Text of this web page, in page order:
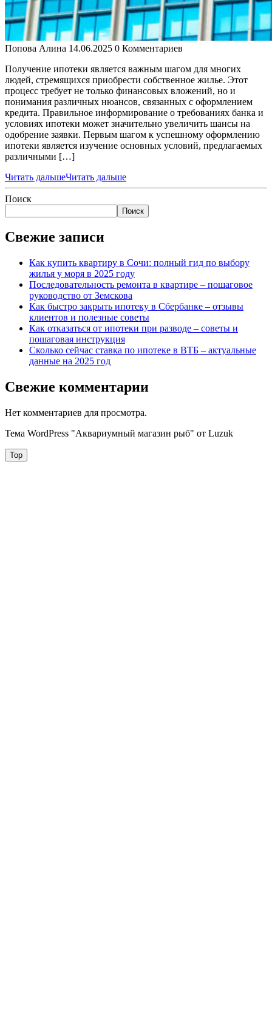
Попова Алина 14.06.2025 0 Комментариев
Получение ипотеки является важным шагом для многих
людей, стремящихся приобрести собственное жилье. Этот
процесс требует не только финансовых вложений, но и
понимания различных нюансов, связанных с оформлением
кредита. Правильное информирование о требованиях банка и
условиях ипотеки может значительно увеличить шансы на
одобрение заявки. Первым шагом к успешному оформлению
ипотеки является изучение основных условий, предлагаемых
различными […]
Читать дальшеЧитать дальше
Поиск
Поиск
Свежие записи
Как купить квартиру в Сочи: полный гид по выбору
жилья у моря в 2025 году
Последовательность ремонта в квартире – пошаговое
руководство от Земскова
Как быстро закрыть ипотеку в Сбербанке – отзывы
клиентов и полезные советы
Как отказаться от ипотеки при разводе – советы и
пошаговая инструкция
Сколько сейчас ставка по ипотеке в ВТБ – актуальные
данные на 2025 год
Свежие комментарии
Нет комментариев для просмотра.
Тема WordPress "Аквариумный магазин рыб" от Luzuk
Top